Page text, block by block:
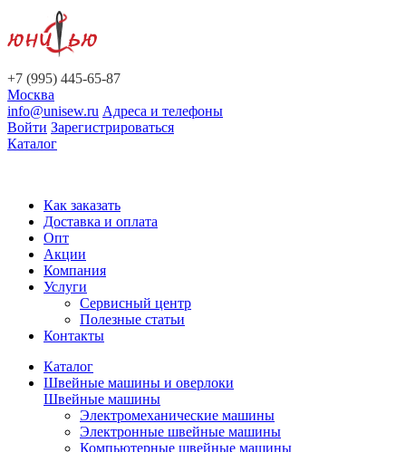
+7 (995) 445-65-87
Москва
info@unisew.ru Адреса и телефоны
Войти Зарегистрироваться
Каталог
Как заказать
Доставка и оплата
Опт
Акции
Компания
Услуги
Сервисный центр
Полезные статьи
Контакты
Каталог
Швейные машины и оверлоки
Швейные машины
Электромеханические машины
Электронные швейные машины
Компьютерные швейные машины